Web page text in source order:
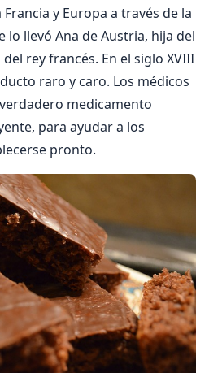
y Europa a través de la
lo llevó Ana de Austria, hija del
rey francés. En el siglo XVIII
raro y caro. Los médicos
medicamento
para ayudar a los
pronto.